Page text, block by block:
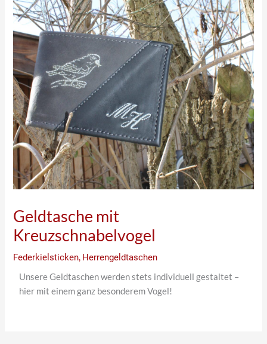
Geldtasche mit
Kreuzschnabelvogel
Federkielsticken, Herrengeldtaschen
Unsere Geldtaschen werden stets individuell gestaltet –
hier mit einem ganz besonderem Vogel!